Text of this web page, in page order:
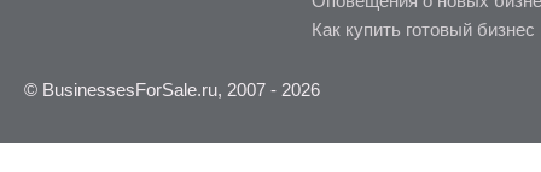
Как купить готовый бизнес
© BusinessesForSale.ru, 2007 - 2026